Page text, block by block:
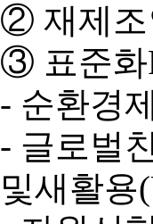
② 재제조
③ 표준화
- 순환경
- 글로벌
및새활용